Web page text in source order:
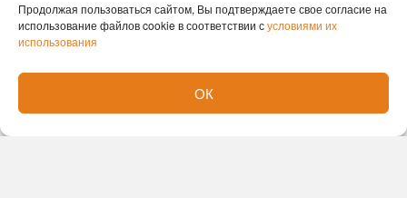
Продолжая пользоваться сайтом, Вы подтверждаете свое согласие на
использование файлов cookie в соответствии сусловиями их
использования
ОК
политических сил, мы не просто говорим
абстрактные вещи, а объясняем в этой программе
бюджет развития и пополнить доходную часть